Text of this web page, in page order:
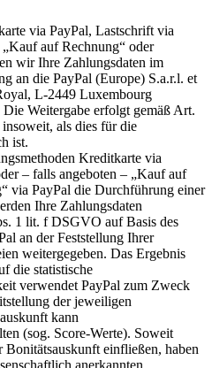
via PayPal, Lastschrift via
auf Rechnung“ oder
wir Ihre Zahlungsdaten im
an die PayPal (Europe) S.a.r.l. et
L-2449 Luxembourg
Weitergabe erfolgt gemäß Art.
als dies für die
ist.
Kreditkarte via
– falls angeboten – „Kauf auf
via PayPal die Durchführung einer
Ihre Zahlungsdaten
1 lit. f DSGVO auf Basis des
an der Feststellung Ihrer
weitergegeben. Das Ergebnis
die statistische
verwendet PayPal zum Zweck
der jeweiligen
kann
(sog. Score-Werte). Soweit
Bonitätsauskunft einfließen, haben
anerkannten